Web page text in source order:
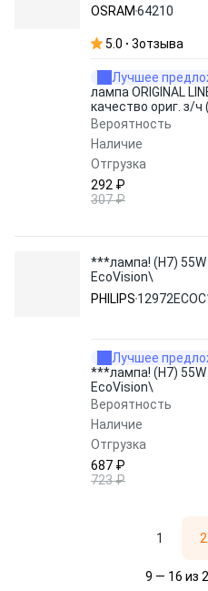
OSRAM 64210
5.0 3отзыва
Лучшее
лампа ORIGINAL
качество ориг. з/
Вероятность
Наличие
Отгрузка
292 ₽
307 ₽
***лампа! (H7) 55W
EcoVision\
PHILIPS
Лучшее
***лампа! (H7) 55W
EcoVision\
Вероятность
Наличие
Отгрузка
687 ₽
723 ₽
1 2
9 — 16 из